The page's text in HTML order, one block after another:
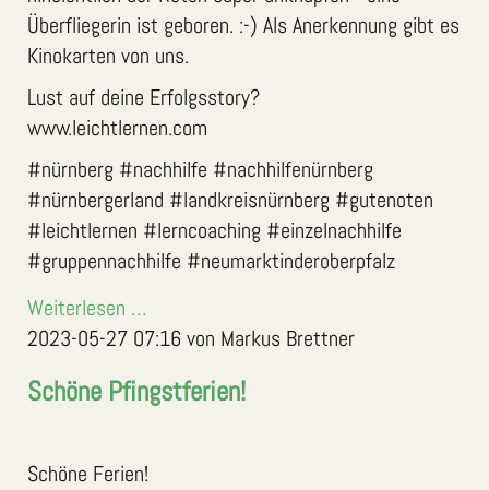
Überfliegerin ist geboren. :-) Als Anerkennung gibt es
Kinokarten von uns.
Lust auf deine Erfolgsstory?
www.leichtlernen.com
#nürnberg #nachhilfe #nachhilfenürnberg
#nürnbergerland #landkreisnürnberg #gutenoten
#leichtlernen #lerncoaching #einzelnachhilfe
#gruppennachhilfe #neumarktinderoberpfalz
Weiterlesen …
2023-05-27 07:16 von Markus Brettner
Schöne Pfingstferien!
Schöne Ferien!